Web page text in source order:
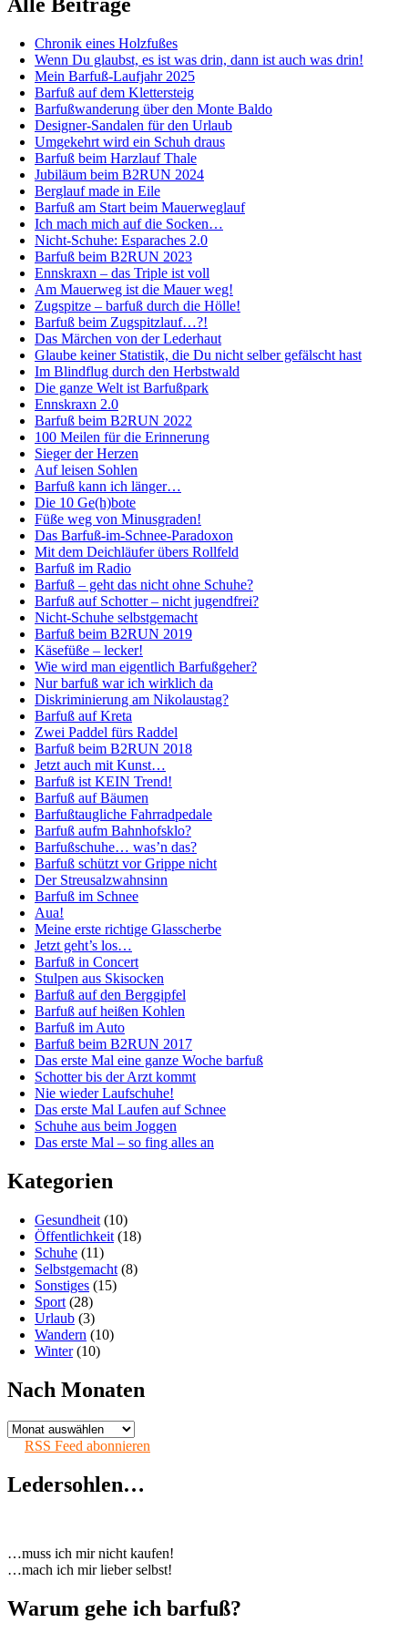
Chronik eines Holzfußes
Wenn Du glaubst, es ist was drin, dann ist auch was drin!
Mein Barfuß-Laufjahr 2025
Barfuß auf dem Klettersteig
Barfußwanderung über den Monte Baldo
Designer-Sandalen für den Urlaub
Umgekehrt wird ein Schuh draus
Barfuß beim Harzlauf Thale
Jubiläum beim B2RUN 2024
Berglauf made in Eile
Barfuß am Start beim Mauerweglauf
Ich mach mich auf die Socken…
Nicht-Schuhe: Esparaches 2.0
Barfuß beim B2RUN 2023
Ennskraxn – das Triple ist voll
Am Mauerweg ist die Mauer weg!
Zugspitze – barfuß durch die Hölle!
Barfuß beim Zugspitzlauf…?!
Das Märchen von der Lederhaut
Glaube keiner Statistik, die Du nicht selber gefälscht hast
Im Blindflug durch den Herbstwald
Die ganze Welt ist Barfußpark
Ennskraxn 2.0
Barfuß beim B2RUN 2022
100 Meilen für die Erinnerung
Sieger der Herzen
Auf leisen Sohlen
Barfuß kann ich länger…
Die 10 Ge(h)bote
Füße weg von Minusgraden!
Das Barfuß-im-Schnee-Paradoxon
Mit dem Deichläufer übers Rollfeld
Barfuß im Radio
Barfuß – geht das nicht ohne Schuhe?
Barfuß auf Schotter – nicht jugendfrei?
Nicht-Schuhe selbstgemacht
Barfuß beim B2RUN 2019
Käsefüße – lecker!
Wie wird man eigentlich Barfußgeher?
Nur barfuß war ich wirklich da
Diskriminierung am Nikolaustag?
Barfuß auf Kreta
Zwei Paddel fürs Raddel
Barfuß beim B2RUN 2018
Jetzt auch mit Kunst…
Barfuß ist KEIN Trend!
Barfuß auf Bäumen
Barfußtaugliche Fahrradpedale
Barfuß aufm Bahnhofsklo?
Barfußschuhe… was’n das?
Barfuß schützt vor Grippe nicht
Der Streusalzwahnsinn
Barfuß im Schnee
Aua!
Meine erste richtige Glasscherbe
Jetzt geht’s los…
Barfuß in Concert
Stulpen aus Skisocken
Barfuß auf den Berggipfel
Barfuß auf heißen Kohlen
Barfuß im Auto
Barfuß beim B2RUN 2017
Das erste Mal eine ganze Woche barfuß
Schotter bis der Arzt kommt
Nie wieder Laufschuhe!
Das erste Mal Laufen auf Schnee
Schuhe aus beim Joggen
Das erste Mal – so fing alles an
Kategorien
Gesundheit (10)
Öffentlichkeit (18)
Schuhe (11)
Selbstgemacht (8)
Sonstiges (15)
Sport (28)
Urlaub (3)
Wandern (10)
Winter(10)
Nach Monaten
Nach
Monaten
RSS Feed abonnieren
Ledersohlen…
…muss ich mir nicht kaufen!
…mach ich mir lieber selbst!
Warum gehe ich barfuß?